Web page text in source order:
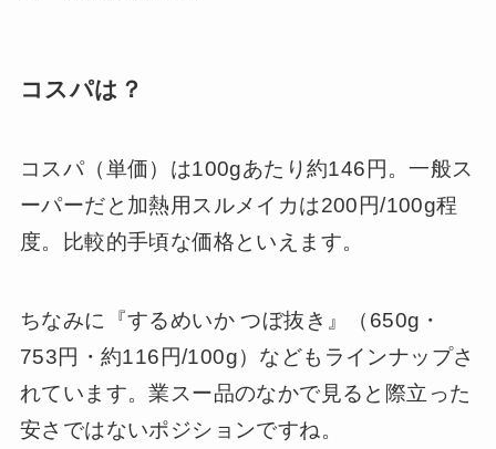
コスパは？
コスパ（単価）は100gあたり約146円。一般ス
ーパーだと加熱用スルメイカは200円/100g程
度。比較的手頃な価格といえます。
ちなみに『するめいか つぼ抜き』（650g・
753円・約116円/100g）などもラインナップさ
れています。業スー品のなかで見ると際立った
安さではないポジションですね。